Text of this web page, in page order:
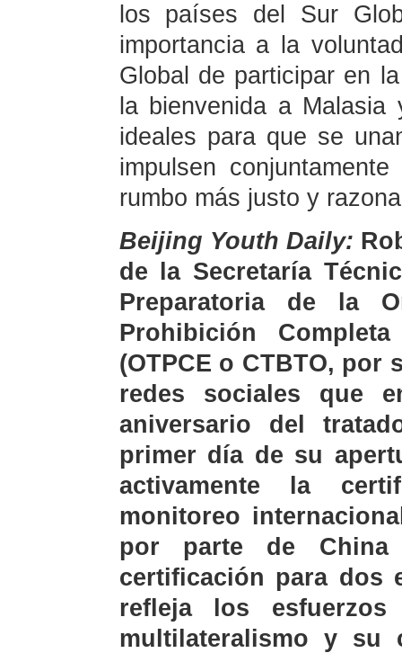
los países del Sur
importancia a la
Global de participar en
la bienvenida a
ideales para que se
impulsen
rumbo más justo y
Beijing Youth Daily:
de la Secretaría
Preparatoria de la
Prohibición
(OTPCE o CTBTO,
redes sociales que
aniversario del
primer día de su
activamente la
monitoreo
por parte de China
certificación para dos
refleja los
multilateralismo y su